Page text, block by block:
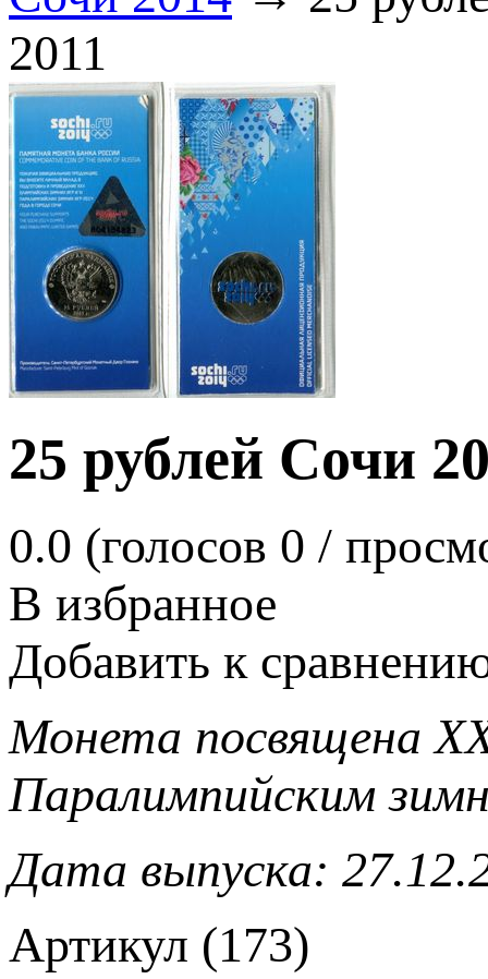
2011
25 рублей Сочи
0.0 (голосов 0 /
В избранное
Добавить к
Монета посвящена
Паралимпийским
Дата выпуска:
Артикул (173)